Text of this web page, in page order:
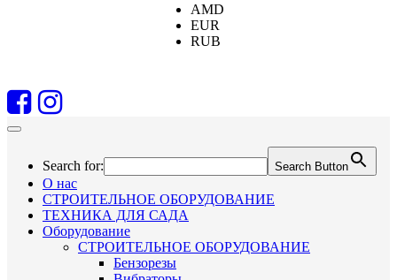
AMD
EUR
RUB
Search for: Search Button
О нас
СТРОИТЕЛЬНОЕ ОБОРУДОВАНИЕ
ТЕХНИКА ДЛЯ САДА
Оборудование
СТРОИТЕЛЬНОЕ ОБОРУДОВАНИЕ
Бензорезы